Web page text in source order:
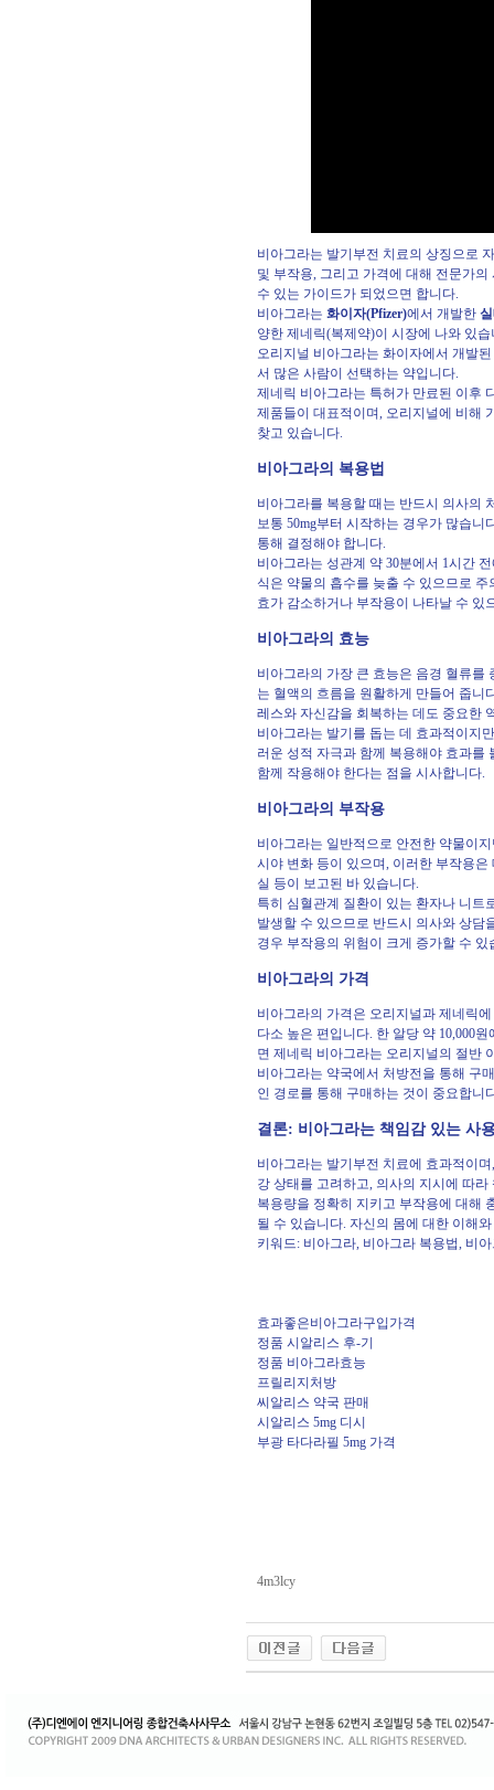
비아그라는 발기부전 치료의 상징으로
및 부작용, 그리고 가격에 대해 전문가
수 있는 가이드가 되었으면 합니다.
비아그라는 화이자(Pfizer)에서 개발한
양한 제네릭(복제약)이 시장에 나와 있
오리지널 비아그라는 화이자에서 개발
서 많은 사람이 선택하는 약입니다.
제네릭 비아그라는 특허가 만료된 이후
제품들이 대표적이며, 오리지널에 비해
찾고 있습니다.
비아그라의 복용법
비아그라를 복용할 때는 반드시 의사의
보통 50mg부터 시작하는 경우가 많습
통해 결정해야 합니다.
비아그라는 성관계 약 30분에서 1시간
식은 약물의 흡수를 늦출 수 있으므로
효가 감소하거나 부작용이 나타날 수 있
비아그라의 효능
비아그라의 가장 큰 효능은 음경 혈류를
는 혈액의 흐름을 원활하게 만들어 줍니
레스와 자신감을 회복하는 데도 중요한
비아그라는 발기를 돕는 데 효과적이지
러운 성적 자극과 함께 복용해야 효과를
함께 작용해야 한다는 점을 시사합니다.
비아그라의 부작용
비아그라는 일반적으로 안전한 약물이
시야 변화 등이 있으며, 이러한 부작용
실 등이 보고된 바 있습니다.
특히 심혈관계 질환이 있는 환자나 니트
발생할 수 있으므로 반드시 의사와 상담
경우 부작용의 위험이 크게 증가할 수 있
비아그라의 가격
비아그라의 가격은 오리지널과 제네릭
다소 높은 편입니다. 한 알당 약 10,000
면 제네릭 비아그라는 오리지널의 절반
비아그라는 약국에서 처방전을 통해 구
인 경로를 통해 구매하는 것이 중요합니
결론: 비아그라는 책임감 있는 사
비아그라는 발기부전 치료에 효과적이
강 상태를 고려하고, 의사의 지시에 따
복용량을 정확히 지키고 부작용에 대해
될 수 있습니다. 자신의 몸에 대한 이해
키워드: 비아그라, 비아그라 복용법, 비
효과좋은비아그라구입가격
정품 시알리스 후-기
정품 비아그라효능
프릴리지처방
씨알리스 약국 판매
시알리스 5mg 디시
부광 타다라필 5mg 가격
4m3lcy